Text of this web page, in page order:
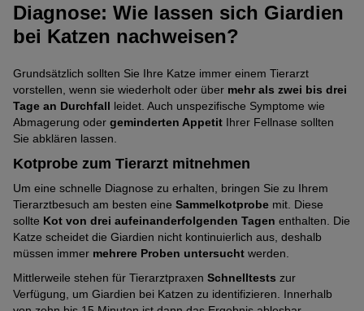
Diagnose: Wie lassen sich Giardien
bei Katzen nachweisen?
Grundsätzlich sollten Sie Ihre Katze immer einem Tierarzt
vorstellen, wenn sie wiederholt oder über mehr als zwei bis drei
Tage an Durchfall leidet. Auch unspezifische Symptome wie
Abmagerung oder geminderten Appetit Ihrer Fellnase sollten
Sie abklären lassen.
Kotprobe zum Tierarzt mitnehmen
Um eine schnelle Diagnose zu erhalten, bringen Sie zu Ihrem
Tierarztbesuch am besten eine Sammelkotprobe mit. Diese
sollte Kot von drei aufeinanderfolgenden Tagen enthalten. Die
Katze scheidet die Giardien nicht kontinuierlich aus, deshalb
müssen immer mehrere Proben untersucht werden.
Mittlerweile stehen für Tierarztpraxen Schnelltests zur
Verfügung, um Giardien bei Katzen zu identifizieren. Innerhalb